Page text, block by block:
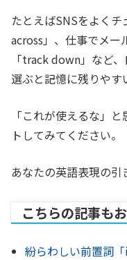
たとえばSNSをよく
across」、仕事でメ
「track down」など
選ぶと記憶に残りやす
「これが使えるな」
トしてみてください。
あなたの英語表現の引
こちらの記事も
紛らわしい前置詞